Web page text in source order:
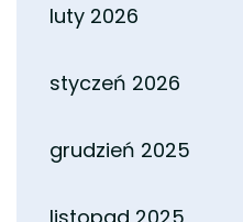
luty 2026
styczeń 2026
grudzień 2025